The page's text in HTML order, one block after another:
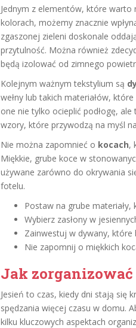
Jednym z elementów, które warto
kolorach, możemy znacznie
zgaszonej zieleni doskonale
przytulność. Można również
będą izolować od zimnego
Kolejnym ważnym tekstylium są
wełny lub takich materiałów,
one nie tylko ocieplić podłogę,
wzory, które przywodzą na myśl
Nie można zapomnieć o kocach,
Miękkie, grube koce w
używane zarówno do okrywania
fotelu.
Postaw na grube materiały,
Wybierz zasłony w
Zainwestuj w dywany, które
Nie zapomnij o miękkich
Jak zorganizować
Jesień to czas, kiedy dni stają się
spędzania więcej czasu w domu.
kilku kluczowych aspektach